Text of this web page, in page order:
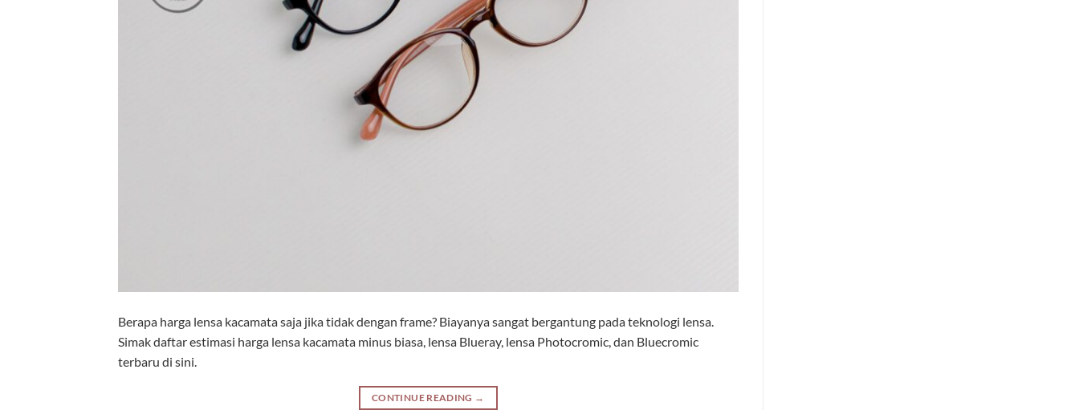
Berapa harga lensa kacamata saja jika tidak dengan frame? Biayanya sangat bergantung pada teknologi lensa.
Simak daftar estimasi harga lensa kacamata minus biasa, lensa Blueray, lensa Photocromic, dan Bluecromic
terbaru di sini.
CONTINUE READING →